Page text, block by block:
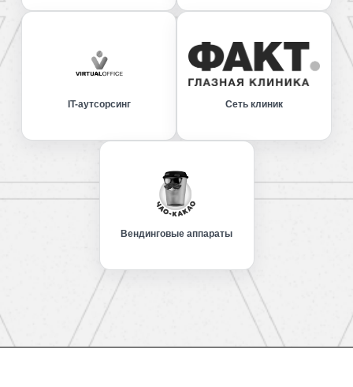
IT-аутсорсинг Сеть клиник
Вендинговые аппараты